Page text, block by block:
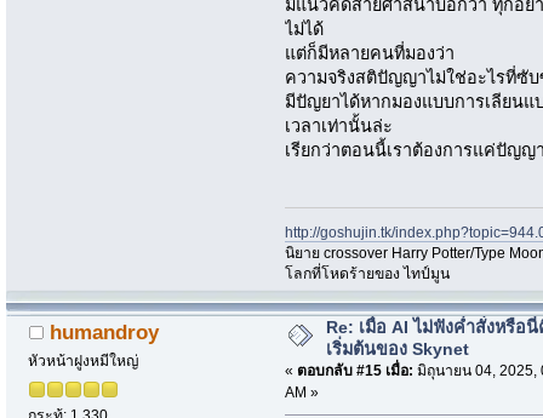
มีแนวคิดสายศาสนาบอกว่า ทุกอย่
ไม่ได้
แต่ก็มีหลายคนที่มองว่า
ความจริงสติปัญญาไม่ใช่อะไรที่ซั
มีปัญยาได้หากมองแบบการเลียนแ
เวลาเท่านั้นล่ะ
เรียกว่าตอนนี้เราต้องการแค่ปัญ
http://goshujin.tk/
นิยาย crossover Harry Potter/Type
โลกที่โหดร้ายของ ไทป์มูน
humandroy
หัวหน้าฝูงหมีใหญ่
Re: เมื่อ AI ไม่ฟังค่ำสั่งหรือ
เริ่มต้นของ Skynet
« ตอบกลับ #15 เมื่อ: มิถุนายน 04, 2025,
AM »